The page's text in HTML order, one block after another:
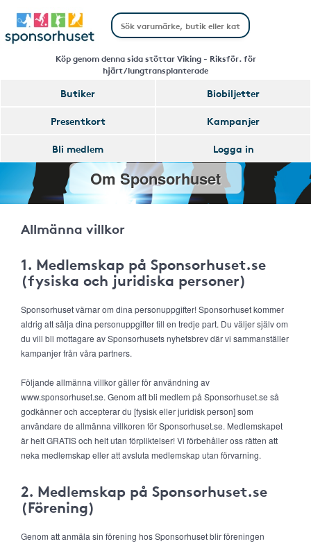
Köp genom denna sida stöttar Viking - Riksför. för
hjärt/lungtransplanterade
Butiker
Biobiljetter
Presentkort
Kampanjer
Bli medlem
Logga in
Om Sponsorhuset
Allmänna villkor
1. Medlemskap på Sponsorhuset.se
(fysiska och juridiska personer)
Sponsorhuset värnar om dina personuppgifter! Sponsorhuset kommer
aldrig att sälja dina personuppgifter till en tredje part. Du väljer själv om
du vill bli mottagare av Sponsorhusets nyhetsbrev där vi sammanställer
kampanjer från våra partners.
Följande allmänna villkor gäller för användning av
www.sponsorhuset.se. Genom att bli medlem på Sponsorhuset.se så
godkänner och accepterar du [fysisk eller juridisk person] som
användare de allmänna villkoren för Sponsorhuset.se. Medlemskapet
är helt GRATIS och helt utan förpliktelser! Vi förbehåller oss rätten att
neka medlemskap eller att avsluta medlemskap utan förvarning.
2. Medlemskap på Sponsorhuset.se
(Förening)
Genom att anmäla sin förening hos Sponsorhuset blir föreningen